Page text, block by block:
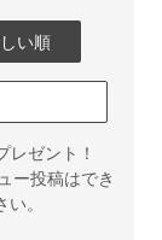
い順
レゼント！
ー投稿はでき
。